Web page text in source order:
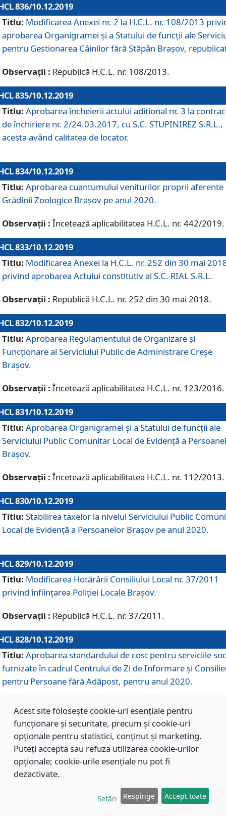
836/10.12.2019
Titlu: Modificarea Anexei nr. 2 la H.C.L. nr. 108/2013
aprobarea Organigramei şi a Statului de funcții ale
pentru Gestionarea Câinilor fără Stăpân Brașov,
Observații : Republică H.C.L. nr. 108/2013.
835/10.12.2019
Titlu: Aprobarea încheierii actului adițional nr. 3 la
de închiriere nr. 2/24.03.2017, cu S.C. STUPINIREZ S.R.L.,
acesta având calitatea de locator.
834/10.12.2019
Titlu: Aprobarea cuantumului veniturilor proprii aferente
Grădinii Zoologice Braşov pe anul 2020.
Observații : Încetează aplicabilitatea H.C.L. nr. 442/2019.
833/10.12.2019
Titlu: Modificarea Anexei la H.C.L. nr. 252 din 30 mai
privind aprobarea Actului constitutiv al S.C. RIAL S.R.L.
Observații : Republică H.C.L. nr. 252 din 30 mai 2018.
832/10.12.2019
Titlu: Aprobarea Regulamentului de Organizare și
Funcționare al Serviciului Public de Administrare Creșe
Brașov.
Observații : Încetează aplicabilitatea H.C.L. nr. 123/2016.
831/10.12.2019
Titlu: Aprobarea Organigramei și a Statului de funcții ale
Serviciului Public Comunitar Local de Evidență a
Brașov.
Observații : Încetează aplicabilitatea H.C.L. nr. 112/2013.
830/10.12.2019
Titlu: Stabilirea taxelor la nivelul Serviciului Public
Local de Evidenţă a Persoanelor Braşov pe anul 2020.
829/10.12.2019
Titlu: Modificarea Hotărârii Consiliului Local nr. 37/2011
privind înființarea Poliției Locale Brașov.
Observații : Republică H.C.L. nr. 37/2011.
828/10.12.2019
Titlu: Aprobarea standardului de cost pentru serviciile
furnizate în cadrul Centrului de Zi de Informare și
pentru Persoane fără Adăpost, pentru anul 2020.
827/10.12.2019
Aprobarea standardului de cost pentru serviciile
furnizate în cadrul Centrului Rezidențial pentru Persoane
Adăpost, pentru anul 2020.
Aprobarea standardului de cost pentru serviciile
Acest site folosește cookie-uri esențiale pentru
funcționare și securitate, precum și cookie-uri
opționale pentru statistici, conținut și marketing.
Puteți accepta sau refuza utilizarea cookie-urilor
opționale; cookie-urile esențiale nu pot fi
dezactivate.
Setări Respinge Accept toate